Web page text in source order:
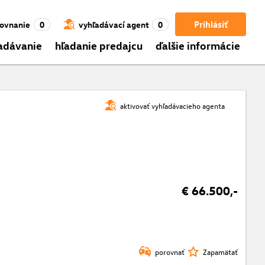
Prihlásiť
0 vyhľadávací agent 0
hľadanie predajcu ďalšie informácie
aktivovať vyhľadávacieho agenta
€ 66.500,-
porovnať Zapamätať